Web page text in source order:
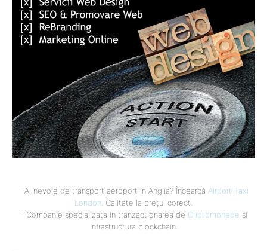
- Ai nevoie de transport aeroport in Anglia? Încearcă Airport Taxi
London. Calitate la prețul corect.
- Companie specializata in tranzactionarea de Criptomonede si
infrastructura blockchain.